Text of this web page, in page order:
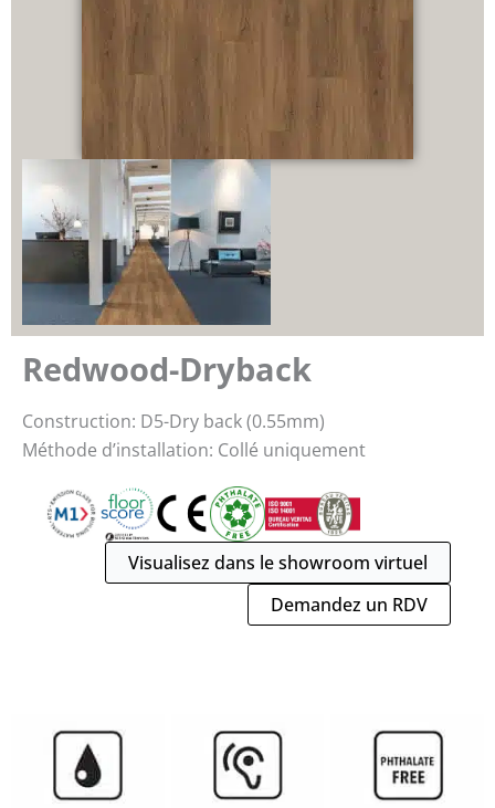
Redwood-Dryback
Construction: D5-Dry back (0.55mm)
Méthode d’installation: Collé uniquement
Visualisez dans le showroom virtuel
Demandez un RDV